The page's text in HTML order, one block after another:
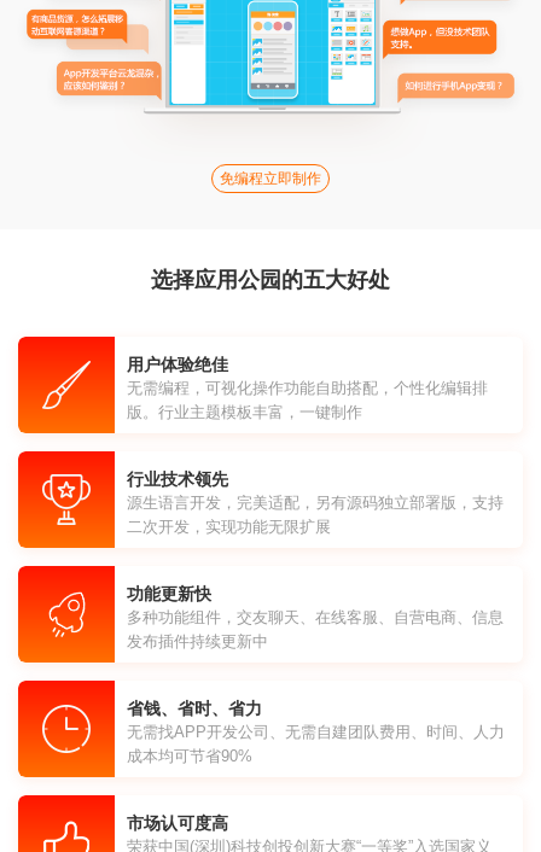
免编程立即制作
选择应用公园的五大好处
用户体验绝佳
无需编程，可视化操作功能自助搭配，个性化编辑排
版。行业主题模板丰富，一键制作
行业技术领先
源生语言开发，完美适配，另有源码独立部署版，支持
二次开发，实现功能无限扩展
功能更新快
多种功能组件，交友聊天、在线客服、自营电商、信息
发布插件持续更新中
省钱、省时、省力
无需找APP开发公司、无需自建团队费用、时间、人力
成本均可节省90%
市场认可度高
荣获中国(深圳)科技创投创新大赛“一等奖”入选国家义